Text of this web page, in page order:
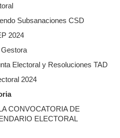
Subsanaciones CSD
2024
Electoral y Resoluciones TAD
2024
CONVOCATORIA DE
ELECTORAL